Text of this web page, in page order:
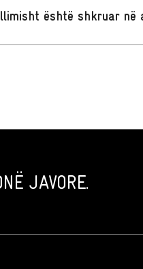
është shkruar në
JAVORE.